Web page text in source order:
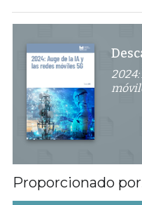
2024:
Proporcionado